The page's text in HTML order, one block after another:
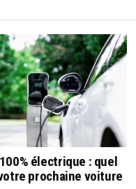
électrique : quel
prochaine voiture